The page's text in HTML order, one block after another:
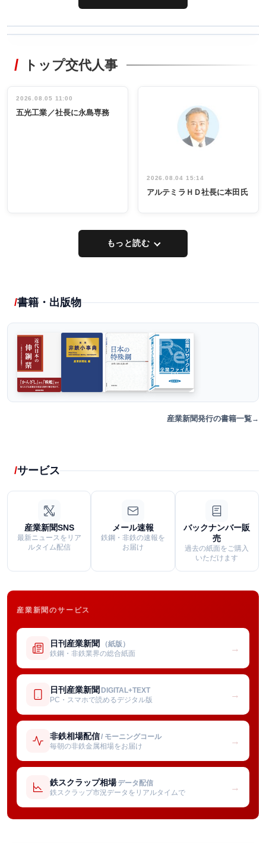
非鉄業界で
インタビュ
ー／社内ア
タックトレー
祝う 業界関
係者ら220人
出席
トップ交代人事
2026.08.05 11:00
五光工業／社長に永島専務
2026.08.04 15:14
アルテミラＨＤ社長に本田氏
もっと読む
書籍・出版物
産業新聞発行の書籍一覧
サービス
産業新聞SNS
最新ニュースをリア
ルタイム配信
メール速報
鉄鋼・非鉄の速報を
お届け
バックナンバー販
売
過去の紙面をご購入
いただけます
産業新聞のサービス
日刊産業新聞 （紙版）
鉄鋼・非鉄業界の総合紙面
→
日刊産業新聞 DIGITAL+TEXT
PC・スマホで読めるデジタル版
→
非鉄相場配信/ モーニングコール
毎朝の非鉄金属相場をお届け
→
鉄スクラップ相場 データ配信
鉄スクラップ市況データをリアルタイムで
→